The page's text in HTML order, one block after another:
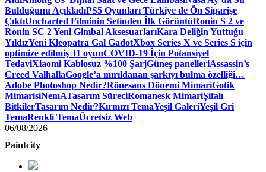
Bulduğunu AçıkladıPS5 Oyunları Türkiye de Ön Siparişe
ÇıktıUncharted Filminin Setinden İlk GörüntüRonin S 2 ve
Ronin SC 2 Yeni Gimbal AksesuarlarıKara Deliğin Yuttuğu
YıldızYeni Kleopatra Gal GadotXbox Series X ve Series S için
optimize edilmiş 31 oyunCOVID-19 İçin Potansiyel
TedaviXiaomi Kablosuz %100 ŞarjGüneş panelleriAssassin’s
Creed ValhallaGoogle’a mırıldanan şarkıyı bulma özelliği…
Adobe Photoshop Nedir?Rönesans Dönemi MimariGotik
MimarisiNemATasarım SüreciRomanesk MimariŞifalı
BitkilerTasarım Nedir?Kırmızı TemaYeşil GaleriYeşil Gri
TemaRenkli TemaÜcretsiz Web
06/08/2026
Paintcity